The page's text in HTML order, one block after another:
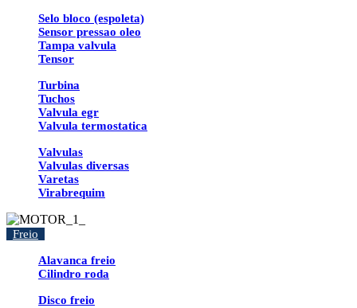
Selo bloco (espoleta)
Sensor pressao oleo
Tampa valvula
Tensor
Turbina
Tuchos
Valvula egr
Valvula termostatica
Valvulas
Valvulas diversas
Varetas
Virabrequim
Freio
Alavanca freio
Cilindro roda
Disco freio